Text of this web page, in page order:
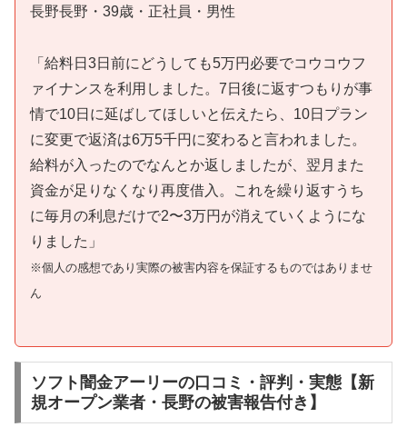
長野長野・39歳・正社員・男性
「給料日3日前にどうしても5万円必要でコウコウフ
ァイナンスを利用しました。7日後に返すつもりが事
情で10日に延ばしてほしいと伝えたら、10日プラン
に変更で返済は6万5千円に変わると言われました。
給料が入ったのでなんとか返しましたが、翌月また
資金が足りなくなり再度借入。これを繰り返すうち
に毎月の利息だけで2〜3万円が消えていくようにな
りました」
※個人の感想であり実際の被害内容を保証するものではありませ
ん
ソフト闇金アーリーの口コミ・評判・実態【新
規オープン業者・長野の被害報告付き】